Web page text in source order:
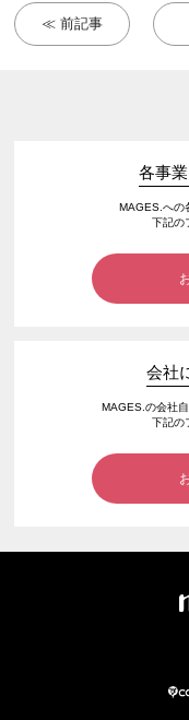
≪ 前記事
各事
MAGES.への
下記の
会社
MAGES.の会社
下記の